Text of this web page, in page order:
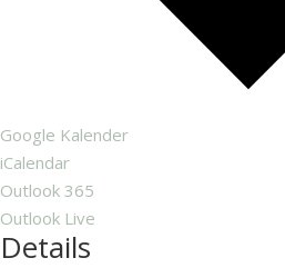
Google Kalender
iCalendar
Outlook 365
Outlook Live
Details